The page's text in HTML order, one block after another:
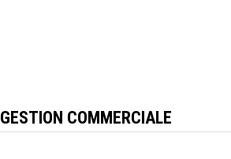
GESTION COMMERCIALE